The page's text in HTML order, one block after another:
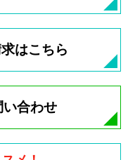
はこちら
い合わせ